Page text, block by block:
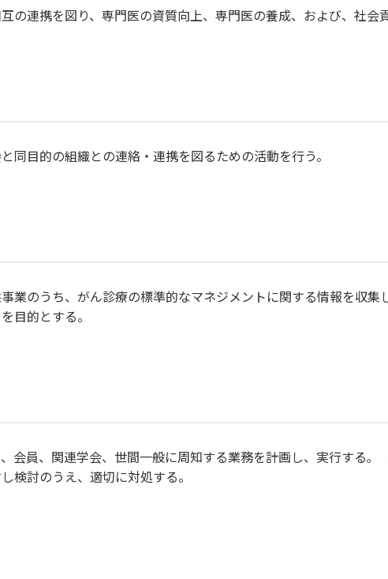
の連携を図り、専門医の資質向上、専門医の養成、および、社会
同目的の組織との連絡・連携を図るための活動を行う。
業のうち、がん診療の標準的なマネジメントに関する情報を収集
目的とする。
会員、関連学会、世間一般に周知する業務を計画し、実行する
検討のうえ、適切に対処する。